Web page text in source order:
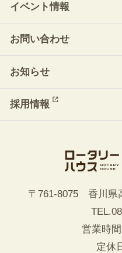
イベント情報
お問い合わせ
お知らせ
採用情報
〒761-8075 香川県
TEL.
営業時
定休